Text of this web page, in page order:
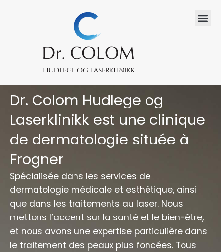
Dr. Colom Hudlege og
Laserklinikk est une clinique
de dermatologie située à
Frogner
Spécialisée dans les services de
dermatologie médicale et esthétique, ainsi
que dans les traitements au laser. Nous
mettons l’accent sur la santé et le bien-être,
et nous avons une expertise particulière dans
le traitement des peaux plus foncées. Tous